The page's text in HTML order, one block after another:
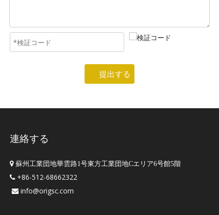
提出する
連絡する
 蘇州工業団地華雲路1号東方工業団地Cエリア6号館5階
 +86-512-68662322
 info@origsc.com